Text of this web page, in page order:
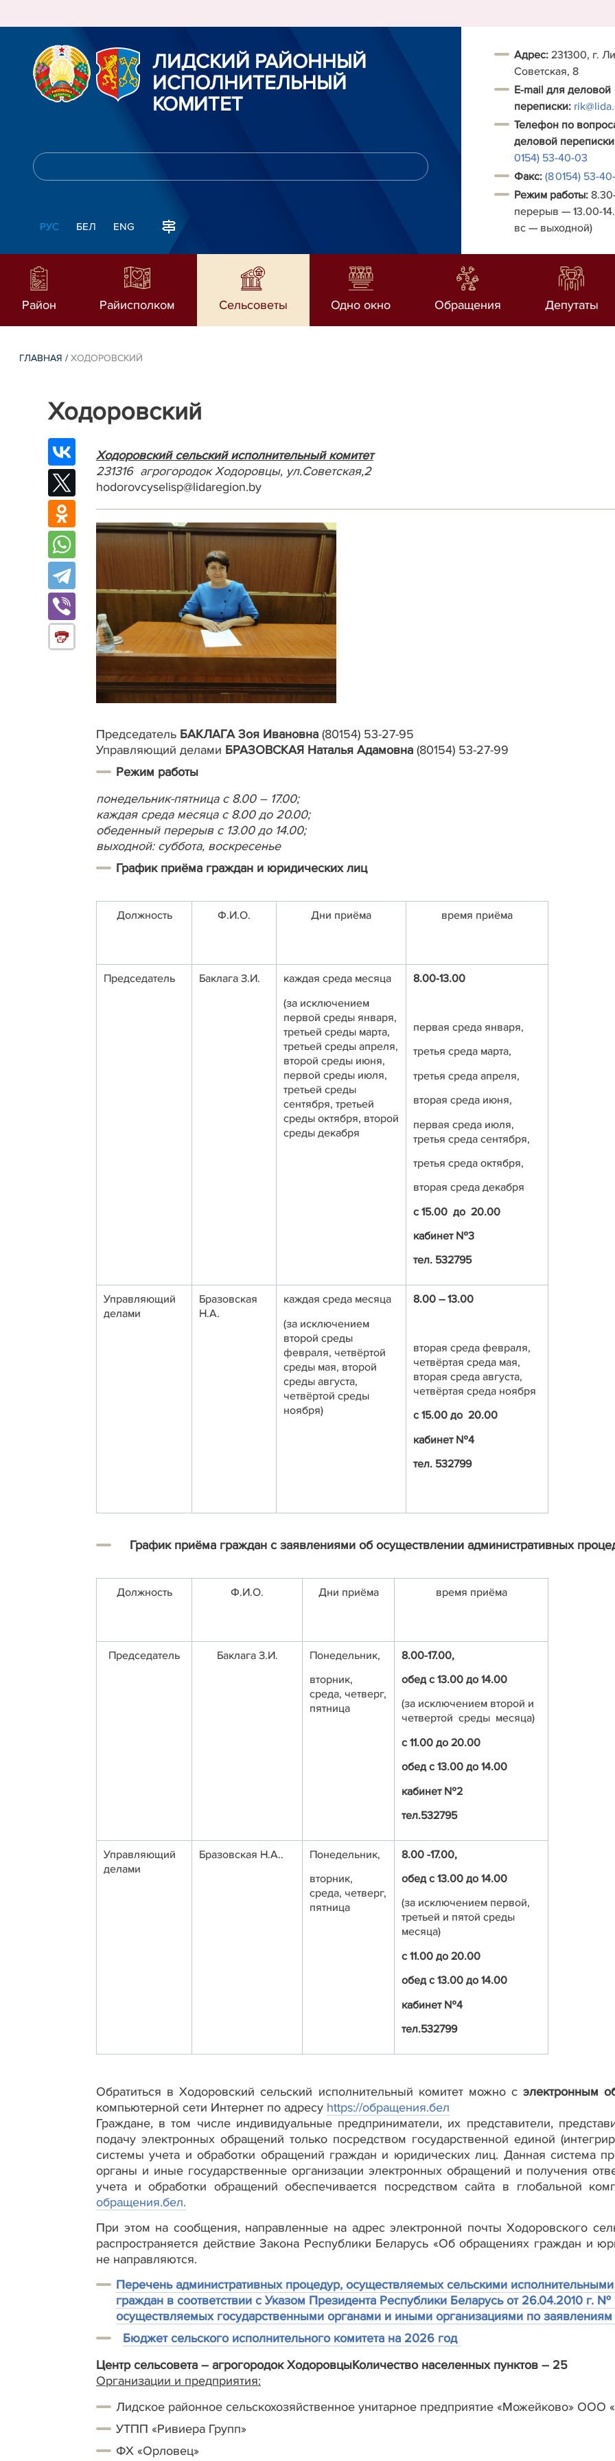
ЛИДСКИЙ РАЙОННЫЙ
ИСПОЛНИТЕЛЬНЫЙ
КОМИТЕТ
РУС БЕЛ ENG
Адрес: 231300, г.
Советская, 8
E-mail для деловой
переписки:
Телефон по
деловой
0154) 53-40-03
Факс: (8 0154) 53-
Режим работы:
перерыв — 13.00-
вс — выходной)
Район Райисполком Сельсоветы Одно окно Обращения Депутаты
ГЛАВНАЯ /ХОДОРОВСКИЙ
Ходоровский
Ходоровский сельский исполнительный комитет
231316 агрогородок Ходоровцы, ул.Советская,2
hodorovcyselisp@lidaregion.by
Председатель БАКЛАГА Зоя Ивановна (80154) 53-27-95
Управляющий делами БРАЗОВСКАЯ Наталья Адамовна (80154) 53-27-99
Режим работы
понедельник-пятница с 8.00 – 17.00;
каждая среда месяца с 8.00 до 20.00;
обеденный перерыв с 13.00 до 14.00;
выходной: суббота, воскресенье
График приёма граждан и юридических лиц
Должность Ф.И.О. Дни приёма время приёма
Председатель Баклага З.И.
каждая среда месяца
(за исключением
первой среды января,
третьей среды марта,
третьей среды апреля,
второй среды июня,
первой среды июля,
третьей среды
сентября, третьей
среды октября, второй
среды декабря
8.00-13.00
первая среда января,
третья среда марта,
третья среда апреля,
вторая среда июня,
первая среда июля,
третья среда сентября,
третья среда октября,
вторая среда декабря
с 15.00 до 20.00
кабинет №3
тел. 532795
Управляющий
делами
Бразовская
Н.А.
каждая среда месяца
(за исключением
второй среды
февраля, четвёртой
среды мая, второй
среды августа,
четвёртой среды
ноября)
8.00 – 13.00
вторая среда февраля,
четвёртая среда мая,
вторая среда августа,
четвёртая среда ноября
с 15.00 до 20.00
кабинет №4
тел. 532799
График приёма граждан с заявлениями об осуществлении административных
Должность Ф.И.О. Дни приёма время приёма
Председатель Баклага З.И.
Понедельник,
вторник,
среда, четверг,
пятница
8.00-17.00,
обед с 13.00 до 14.00
(за исключением второй и
четвертой среды месяца)
с 11.00 до 20.00
обед с 13.00 до 14.00
кабинет №2
тел.532795
Управляющий
делами
Бразовская Н.А..
Понедельник,
вторник,
среда, четверг,
пятница
8.00 -17.00,
обед с 13.00 до 14.00
(за исключением первой,
третьей и пятой среды
месяца)
с 11.00 до 20.00
обед с 13.00 до 14.00
кабинет №4
тел.532799
Обратиться в Ходоровский сельский исполнительный комитет можно сэлектронным
компьютерной сети Интернет по адресу https://обращения.бел
Граждане, в том числе индивидуальные предприниматели, их представители,
подачу электронных обращений только посредством государственной единой
системы учета и обработки обращений граждан и юридических лиц. Данная система
органы и иные государственные организации электронных обращений и получения
учета и обработки обращений обеспечивается посредством сайта в глобальной
обращения.бел.
При этом на сообщения, направленные на адрес электронной почты Ходоровского
распространяется действие Закона Республики Беларусь «Об обращениях граждан и
не направляются.
Перечень административных процедур, осуществляемых сельскими
граждан в соответствии с Указом Президента Республики Беларусь от 26.04.2010 г.
осуществляемых государственными органами и иными организациями по заявлениям
Бюджет сельского исполнительного комитета на 2026 год
Центр сельсовета – агрогородок ХодоровцыКоличество населенных пунктов – 25
Организации и предприятия:
Лидское районное сельскохозяйственное унитарное предприятие «Можейково» ООО
УТПП «Ривиера Групп»
ФХ «Орловец»